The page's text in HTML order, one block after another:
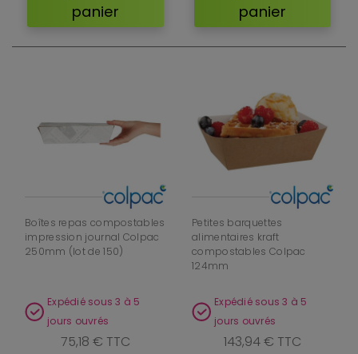
panier
panier
Boîtes repas compostables
impression journal Colpac
250mm (lot de 150)
Expédié sous 3 à 5
jours ouvrés
75,18 € TTC
Petites barquettes
alimentaires kraft
compostables Colpac
124mm
Expédié sous 3 à 5
jours ouvrés
143,94 € TTC